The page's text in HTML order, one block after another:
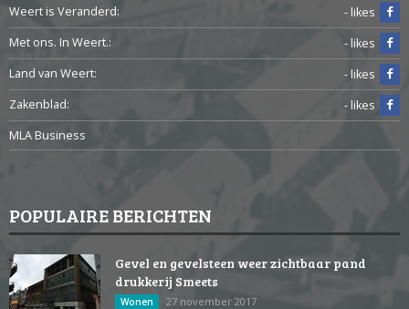
Weert is Veranderd:
- likes
Met ons. In Weert.:
- likes
Land van Weert:
- likes
Zakenblad:
- likes
MLA Business
POPULAIRE BERICHTEN
Gevel en gevelsteen weer zichtbaar pand
drukkerij Smeets
Wonen 27 november 2017